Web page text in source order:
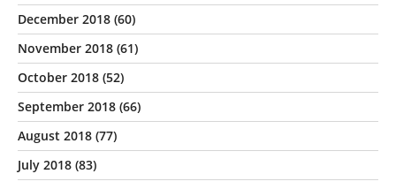
December 2018 (60)
November 2018 (61)
October 2018 (52)
September 2018 (66)
August 2018 (77)
July 2018 (83)